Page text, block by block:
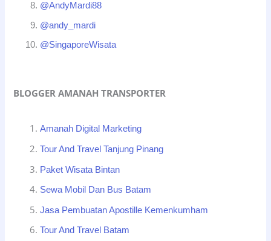
@AndyMardi88
@andy_mardi
@SingaporeWisata
BLOGGER AMANAH TRANSPORTER
Amanah Digital Marketing
Tour And Travel Tanjung Pinang
Paket Wisata Bintan
Sewa Mobil Dan Bus Batam
Jasa Pembuatan Apostille Kemenkumham
Tour And Travel Batam